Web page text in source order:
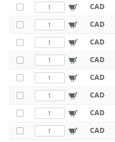
CAD
CAD
CAD
CAD
CAD
CAD
CAD
CAD